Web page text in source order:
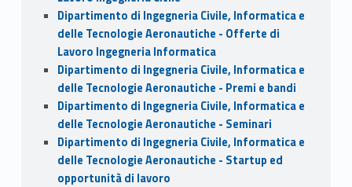
Dipartimento di Ingegneria Civile, Informatica e
delle Tecnologie Aeronautiche - Offerte di
Lavoro Ingegneria Informatica
Dipartimento di Ingegneria Civile, Informatica e
delle Tecnologie Aeronautiche - Premi e bandi
Dipartimento di Ingegneria Civile, Informatica e
delle Tecnologie Aeronautiche - Seminari
Dipartimento di Ingegneria Civile, Informatica e
delle Tecnologie Aeronautiche - Startup ed
opportunità di lavoro